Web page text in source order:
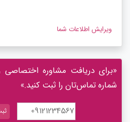
ویرایش اطلاعات شما
«برای دریافت مشاوره اختصاصی و
شماره تماس‌تان را ثبت کنید.»